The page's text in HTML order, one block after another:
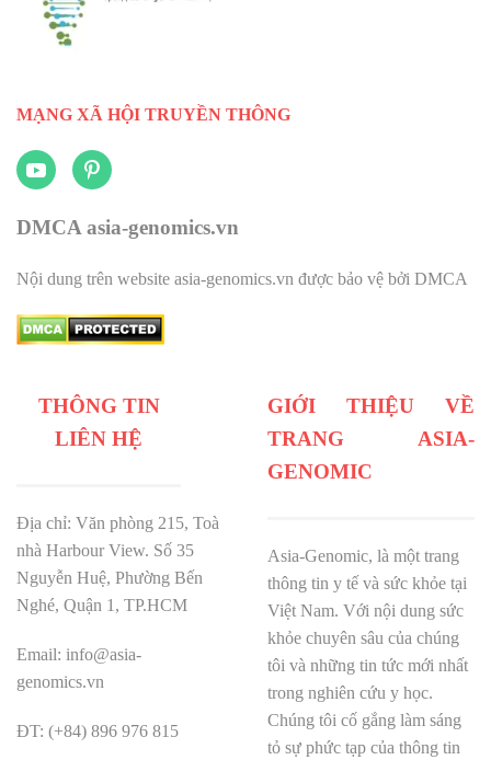
MẠNG XÃ HỘI TRUYỀN THÔNG
DMCA asia-genomics.vn
Nội dung trên website asia-genomics.vn được bảo vệ bởi DMCA
THÔNG TIN
LIÊN HỆ
Địa chỉ: Văn phòng 215, Toà
nhà Harbour View. Số 35
Nguyễn Huệ, Phường Bến
Nghé, Quận 1, TP.HCM
Email: info@asia-
genomics.vn
ĐT: (+84) 896 976 815
GIỚI THIỆU VỀ
TRANG ASIA-
GENOMIC
Asia-Genomic, là một trang
thông tin y tế và sức khỏe tại
Việt Nam. Với nội dung sức
khỏe chuyên sâu của chúng
tôi và những tin tức mới nhất
trong nghiên cứu y học.
Chúng tôi cố gắng làm sáng
tỏ sự phức tạp của thông tin